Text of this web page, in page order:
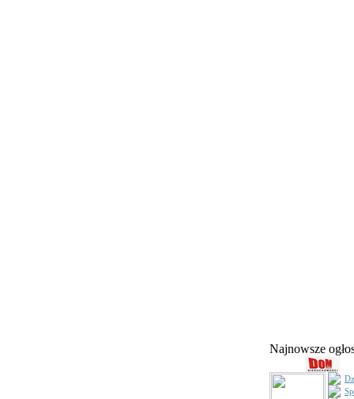
Najnowsze